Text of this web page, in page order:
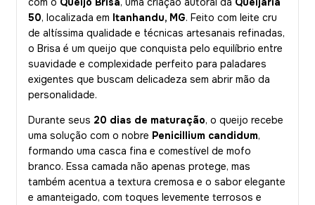
50, localizada em Itanhandu, MG. Feito com leite cru
de altíssima qualidade e técnicas artesanais refinadas,
o Brisa é um queijo que conquista pelo equilíbrio entre
suavidade e complexidade perfeito para paladares
exigentes que buscam delicadeza sem abrir mão da
personalidade.
Durante seus 20 dias de maturação, o queijo recebe
uma solução com o nobre Penicillium candidum,
formando uma casca fina e comestível de mofo
branco. Essa camada não apenas protege, mas
também acentua a textura cremosa e o sabor elegante
e amanteigado, com toques levemente terrosos e